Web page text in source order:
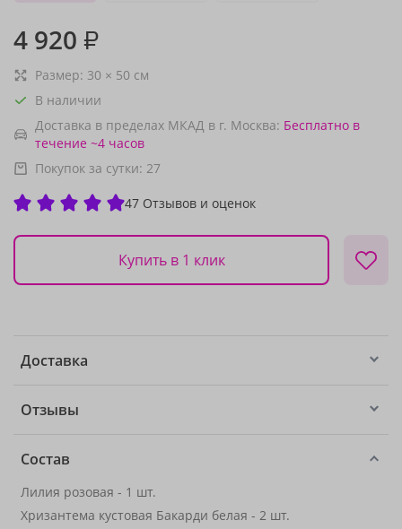
4 920 ₽
Размер: 30 × 50 см
В наличии
Доставка в пределах МКАД в г. Москва: Бесплатно в
течение ~4 часов
Покупок за сутки: 27
47 Отзывов и оценок
Купить в 1 клик
Доставка
Отзывы
Состав
Лилия розовая - 1 шт.
Хризантема кустовая Бакарди белая - 2 шт.